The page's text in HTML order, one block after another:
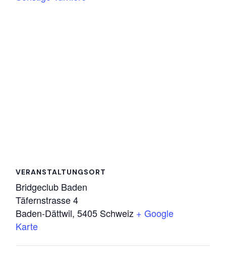
VERANSTALTUNGSORT
Bridgeclub Baden
Täfernstrasse 4
Baden-Dättwil, 5405 Schweiz + Google
Karte